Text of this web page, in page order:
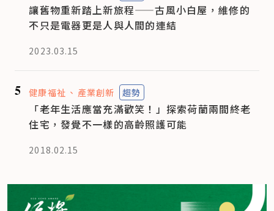
讓舊物重新踏上新旅程——古風小白屋，維修的
不只是電器更是人與人間的連結
2023.03.15
5 健康福祉 產業創新 趨勢
「老年生活應當充滿歡笑！」探索荷蘭兩間終老
住宅，發覺不一樣的高齡照護可能
2018.02.15